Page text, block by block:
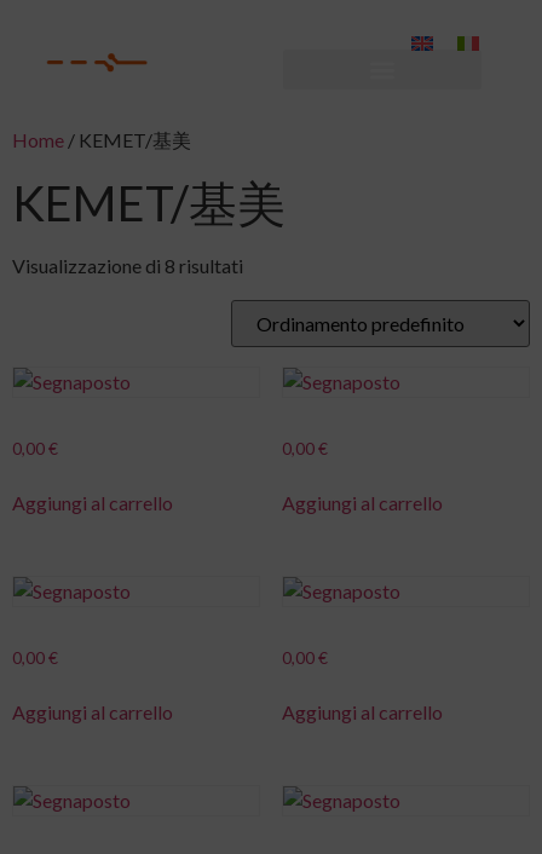
Home / KEMET/基美
KEMET/基美
Visualizzazione di 8 risultati
0,00€
Aggiungi al carrello
0,00€
Aggiungi al carrello
0,00€
Aggiungi al carrello
0,00€
Aggiungi al carrello